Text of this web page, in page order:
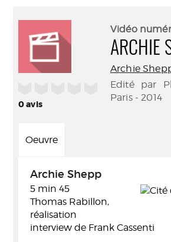
0avis
Vidéo
ARCHIE
Archie
Edité par
Paris - 2014
Oeuvre
Archie Shepp
5 min 45
Thomas Rabillon,
réalisation
interview de Frank Cassenti